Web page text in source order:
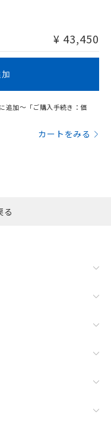
あります。
¥ 43,450
追加～「ご購入手続き：価
カートをみる
る